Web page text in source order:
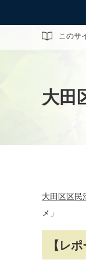
このサ
サイト内
大田
大田区区民
メ」
【レ